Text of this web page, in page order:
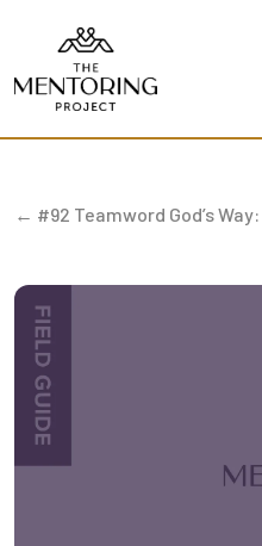
← #92 Teamword God’s